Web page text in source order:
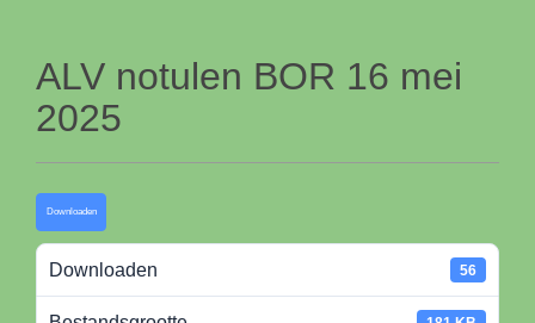
ALV notulen BOR 16 mei
2025
Downloaden
Downloaden 56